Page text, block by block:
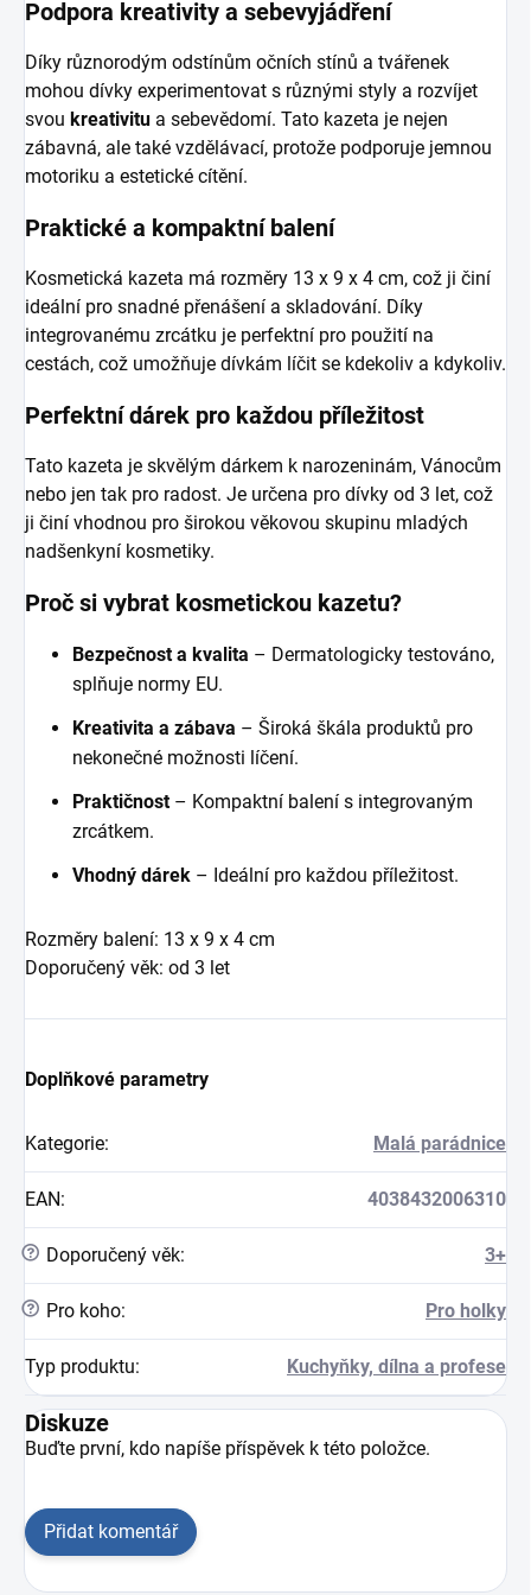
Podpora kreativity a sebevyjádření
Díky různorodým odstínům očních stínů a tvářenek
mohou dívky experimentovat s různými styly a rozvíjet
svou kreativitu a sebevědomí. Tato kazeta je nejen
zábavná, ale také vzdělávací, protože podporuje jemnou
motoriku a estetické cítění.
Praktické a kompaktní balení
Kosmetická kazeta má rozměry 13 x 9 x 4 cm, což ji činí
ideální pro snadné přenášení a skladování. Díky
integrovanému zrcátku je perfektní pro použití na
cestách, což umožňuje dívkám líčit se kdekoliv a kdykoliv.
Perfektní dárek pro každou příležitost
Tato kazeta je skvělým dárkem k narozeninám, Vánocům
nebo jen tak pro radost. Je určena pro dívky od 3 let, což
ji činí vhodnou pro širokou věkovou skupinu mladých
nadšenkyní kosmetiky.
Proč si vybrat kosmetickou kazetu?
Bezpečnost a kvalita – Dermatologicky testováno,
splňuje normy EU.
Kreativita a zábava – Široká škála produktů pro
nekonečné možnosti líčení.
Praktičnost– Kompaktní balení s integrovaným
zrcátkem.
Vhodný dárek – Ideální pro každou příležitost.
Rozměry balení: 13 x 9 x 4 cm
Doporučený věk: od 3 let
Doplňkové parametry
Kategorie: Malá parádnice
EAN: 4038432006310
? Doporučený věk: 3+
? Pro koho: Pro holky
Typ produktu: Kuchyňky, dílna a profese
Diskuze
Buďte první, kdo napíše příspěvek k této položce.
Přidat komentář